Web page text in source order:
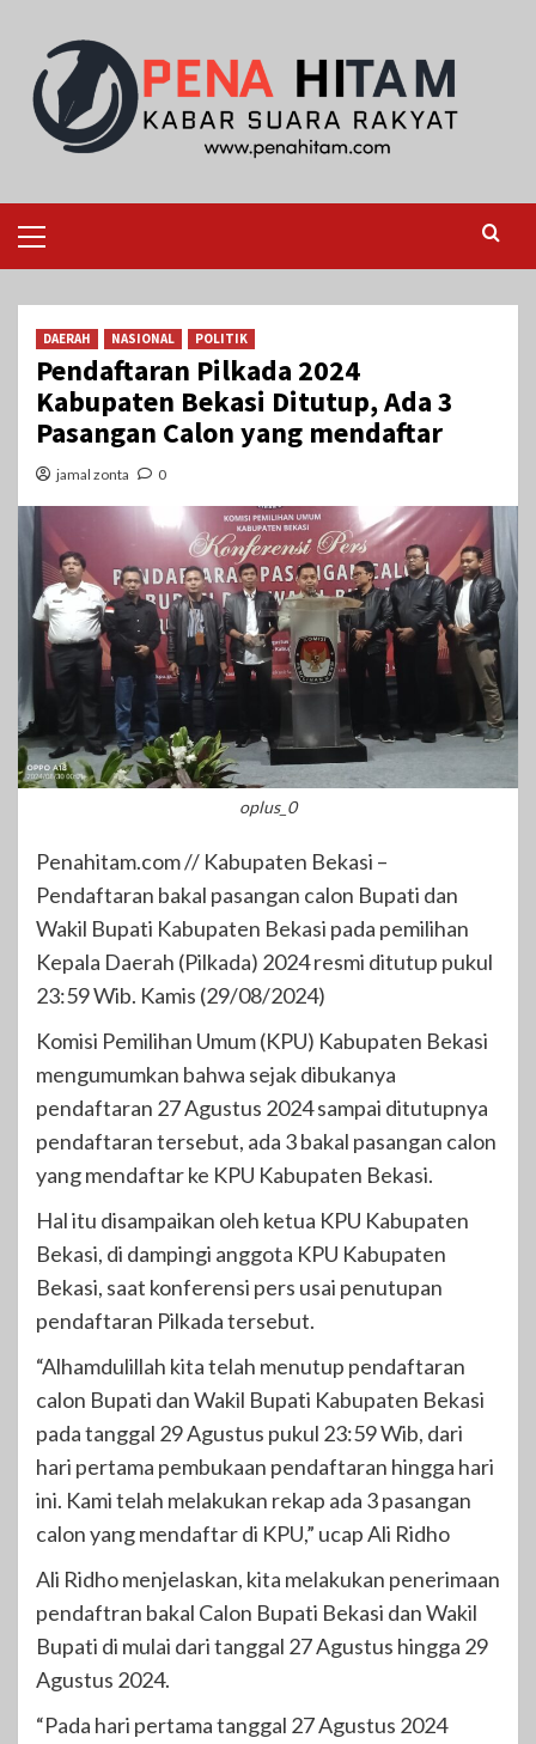
content
Menu
DAERAH NASIONAL POLITIK
Pendaftaran Pilkada 2024
Kabupaten Bekasi Ditutup, Ada 3
Pasangan Calon yang mendaftar
jamal zonta 0
oplus_0
Penahitam.com // Kabupaten Bekasi –
Pendaftaran bakal pasangan calon Bupati dan
Wakil Bupati Kabupaten Bekasi pada pemilihan
Kepala Daerah (Pilkada) 2024 resmi ditutup pukul
23:59 Wib. Kamis (29/08/2024)
Komisi Pemilihan Umum (KPU) Kabupaten Bekasi
mengumumkan bahwa sejak dibukanya
pendaftaran 27 Agustus 2024 sampai ditutupnya
pendaftaran tersebut, ada 3 bakal pasangan calon
yang mendaftar ke KPU Kabupaten Bekasi.
Hal itu disampaikan oleh ketua KPU Kabupaten
Bekasi, di dampingi anggota KPU Kabupaten
Bekasi, saat konferensi pers usai penutupan
pendaftaran Pilkada tersebut.
“Alhamdulillah kita telah menutup pendaftaran
calon Bupati dan Wakil Bupati Kabupaten Bekasi
pada tanggal 29 Agustus pukul 23:59 Wib, dari
hari pertama pembukaan pendaftaran hingga hari
ini. Kami telah melakukan rekap ada 3 pasangan
calon yang mendaftar di KPU,” ucap Ali Ridho
Ali Ridho menjelaskan, kita melakukan penerimaan
pendaftran bakal Calon Bupati Bekasi dan Wakil
Bupati di mulai dari tanggal 27 Agustus hingga 29
Agustus 2024.
“Pada hari pertama tanggal 27 Agustus 2024